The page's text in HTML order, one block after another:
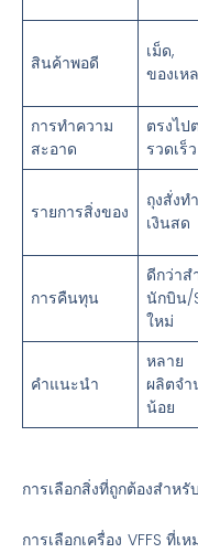
สินค้าพอดี
เม็ด
ของเห
การทำความ
สะอาด
ตรงไป
รวดเร็ว
รายการสิ่งของ
ถุงสั่งท
เงินสด
การคืนทุน
ดีกว่าส
นักบิน/
ใหม่
คำแนะนำ
หลาย
ผลิตจ
น้อย
การเลือกสิ่งที่ถูกต้องสำห
การเลือกเครื่อง VFFS ที่